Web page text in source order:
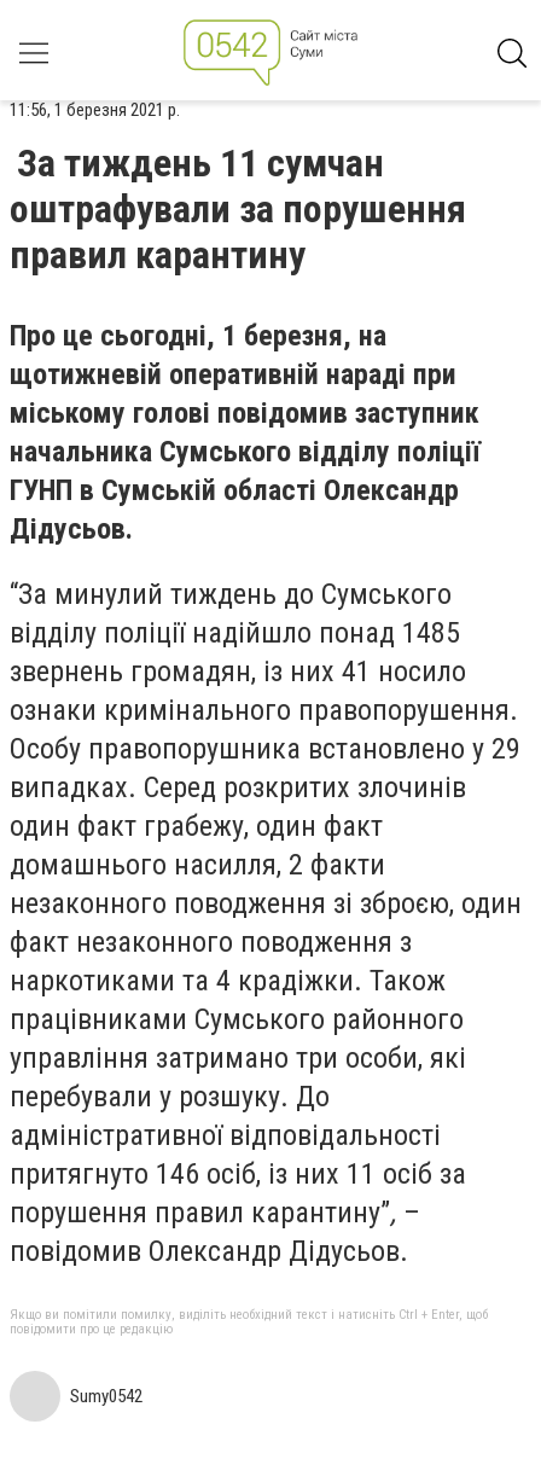
11:56, 1 березня 2021 р.
За тиждень 11 сумчан
оштрафували за порушення
правил карантину
Про це сьогодні, 1 березня, на
щотижневій оперативній нараді при
міському голові повідомив заступник
начальника Сумського відділу поліції
ГУНП в Сумській області Олександр
Дідусьов.
“За минулий тиждень до Сумського
відділу поліції надійшло понад 1485
звернень громадян, із них 41 носило
ознаки кримінального правопорушення.
Особу правопорушника встановлено у 29
випадках. Серед розкритих злочинів
один факт грабежу, один факт
домашнього насилля, 2 факти
незаконного поводження зі зброєю, один
факт незаконного поводження з
наркотиками та 4 крадіжки. Також
працівниками Сумського районного
управління затримано три особи, які
перебували у розшуку. До
адміністративної відповідальності
притягнуто 146 осіб, із них 11 осіб за
порушення правил карантину”, –
повідомив Олександр Дідусьов.
Якщо ви помітили помилку, виділіть необхідний текст і натисніть Ctrl + Enter, щоб
повідомити про це редакцію
Sumy0542